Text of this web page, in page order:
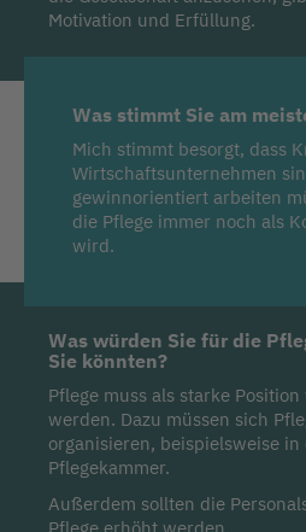
Motivation und Erfüllung.
Was stimmt Sie am
Mich stimmt besorgt, dass
Wirtschaftsunternehmen
gewinnorientiert arbeiten
die Pflege immer noch als
wird.
Was würden Sie für die
Sie könnten?
Pflege muss als starke
werden. Dazu müssen sich
organisieren, beispielsweise in
Pflegekammer.
Außerdem sollten die